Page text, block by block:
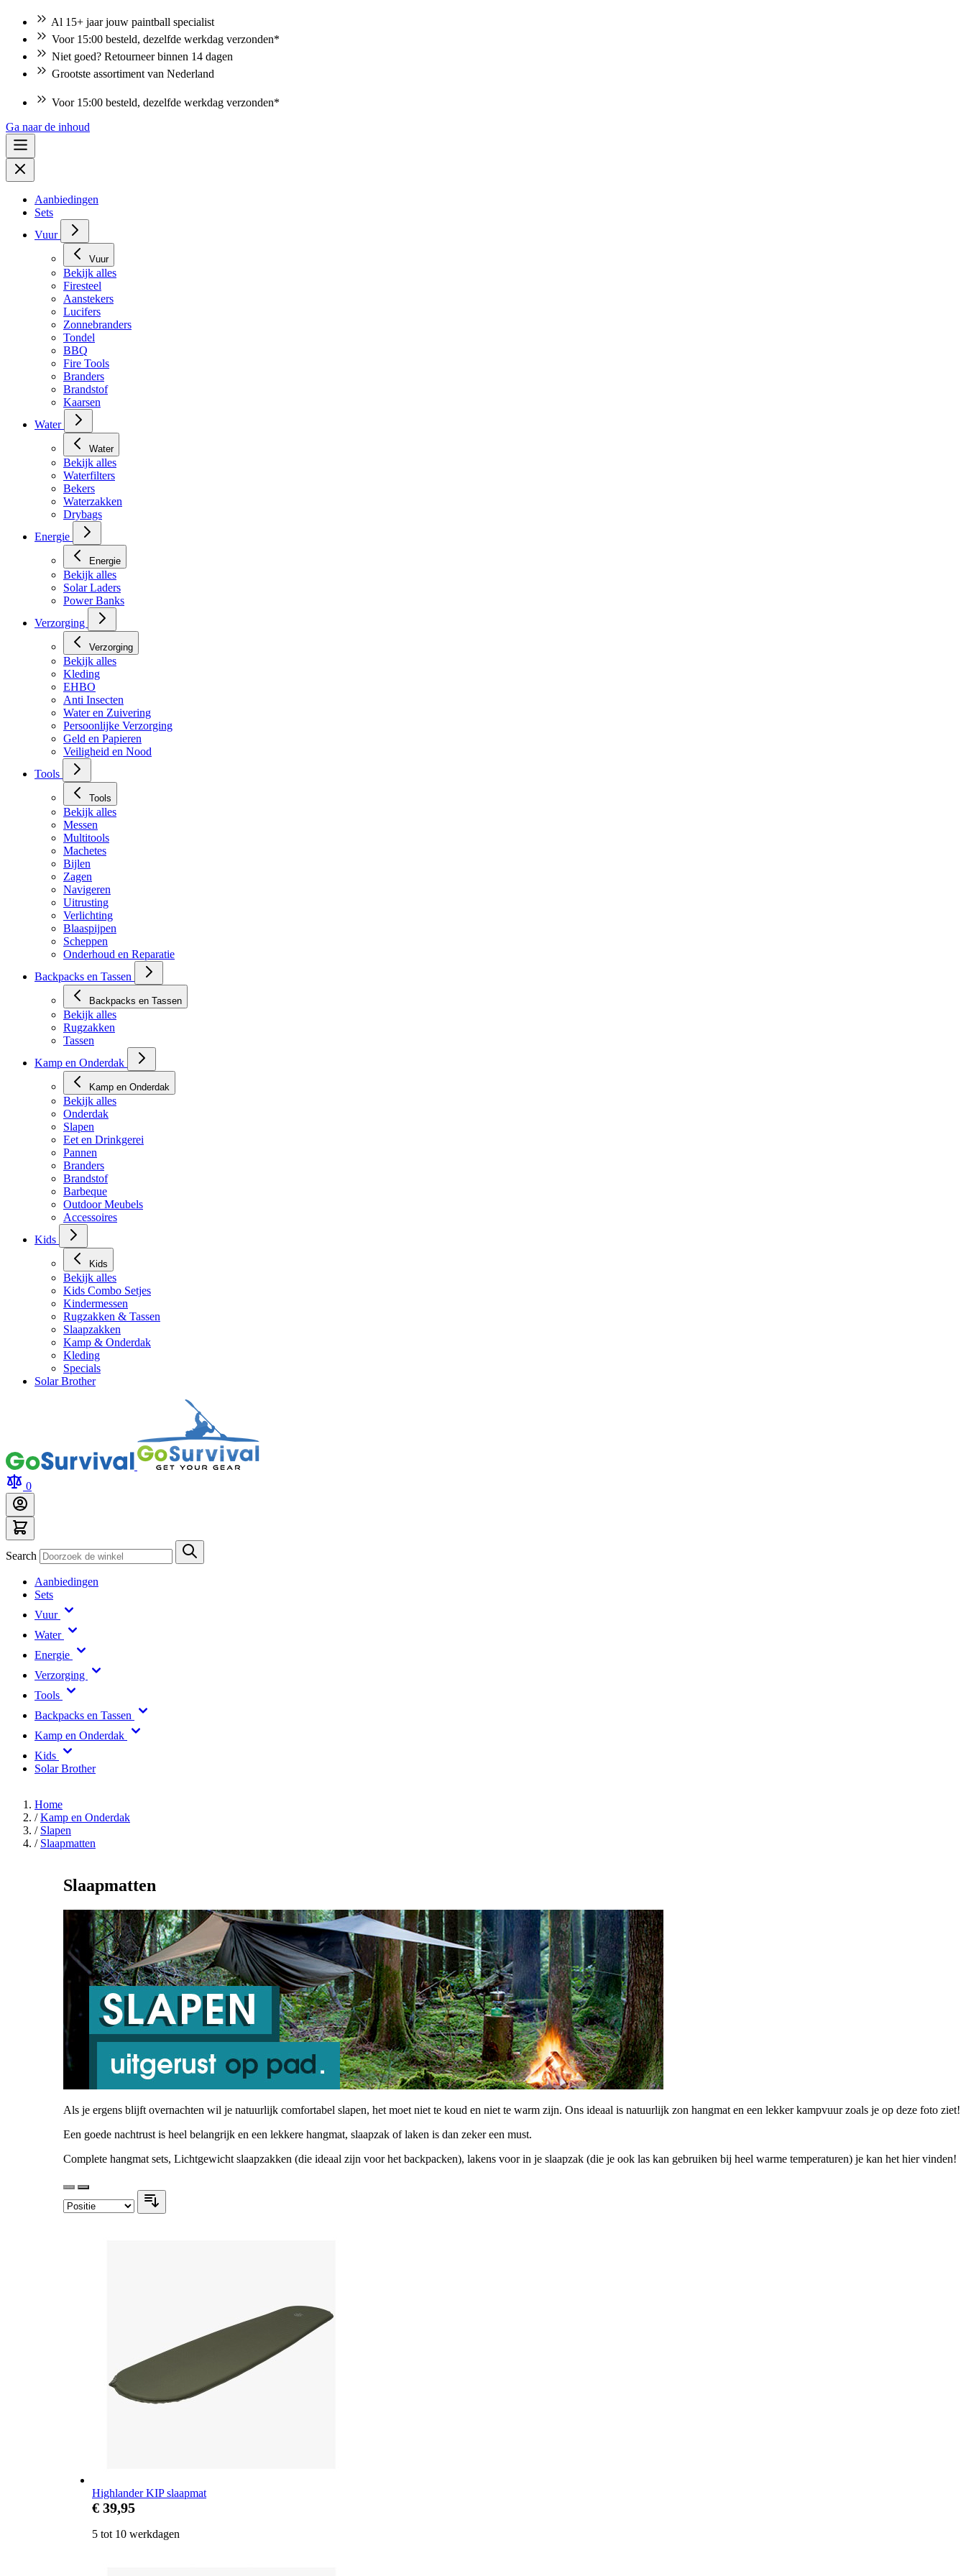
Al 15+ jaar jouw paintball specialist
Voor 15:00 besteld, dezelfde werkdag verzonden*
Niet goed? Retourneer binnen 14 dagen
Grootste assortiment van Nederland
Voor 15:00 besteld, dezelfde werkdag verzonden*
Ga naar de inhoud
Aanbiedingen
Sets
Vuur
Vuur
Bekijk alles
Firesteel
Aanstekers
Lucifers
Zonnebranders
Tondel
BBQ
Fire Tools
Branders
Brandstof
Kaarsen
Water
Water
Bekijk alles
Waterfilters
Bekers
Waterzakken
Drybags
Energie
Energie
Bekijk alles
Solar Laders
Power Banks
Verzorging
Verzorging
Bekijk alles
Kleding
EHBO
Anti Insecten
Water en Zuivering
Persoonlijke Verzorging
Geld en Papieren
Veiligheid en Nood
Tools
Tools
Bekijk alles
Messen
Multitools
Machetes
Bijlen
Zagen
Navigeren
Uitrusting
Verlichting
Blaaspijpen
Scheppen
Onderhoud en Reparatie
Backpacks en Tassen
Backpacks en Tassen
Bekijk alles
Rugzakken
Tassen
Kamp en Onderdak
Kamp en Onderdak
Bekijk alles
Onderdak
Slapen
Eet en Drinkgerei
Pannen
Branders
Brandstof
Barbeque
Outdoor Meubels
Accessoires
Kids
Kids
Bekijk alles
Kids Combo Setjes
Kindermessen
Rugzakken & Tassen
Slaapzakken
Kamp & Onderdak
Kleding
Specials
Solar Brother
0
Search
Aanbiedingen
Sets
Vuur
Water
Energie
Verzorging
Tools
Backpacks en Tassen
Kamp en Onderdak
Kids
Solar Brother
Home
/ Kamp en Onderdak
/ Slapen
/ Slaapmatten
Slaapmatten
Als je ergens blijft overnachten wil je natuurlijk comfortabel slapen, het moet niet te koud en niet te warm zijn. Ons ideaal is natuurlijk zon hangmat en een lekker kampvuur zoals je op deze foto ziet!
Een goede nachtrust is heel belangrijk en een lekkere hangmat, slaapzak of laken is dan zeker een must.
Complete hangmat sets, Lichtgewicht slaapzakken (die ideaal zijn voor het backpacken), lakens voor in je slaapzak (die je ook las kan gebruiken bij heel warme temperaturen) je kan het hier vinden!
Highlander KIP slaapmat
€ 39,95
5 tot 10 werkdagen